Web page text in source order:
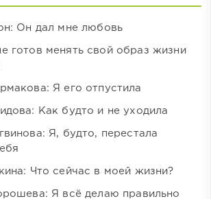
Он дал мне любовь
готов менять свой образ жизни
Я его отпустила
Как будто и не уходила
Я, будто, перестала
Что сейчас в моей жизни?
Я всё делаю правильно